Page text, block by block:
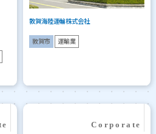
敦賀海陸運輸株式会社
敦賀市 運輸業